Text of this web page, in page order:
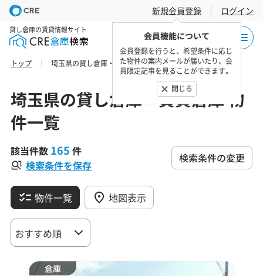
新規会員登録
会員機能について
会員登録を行うと、希望条件に応じ
た物件の案内メールが届いたり、会
員限定記事を見ることができます。
閉じる
ログイン
貸し倉庫の賃貸情報サイト
トップ 埼玉県の貸し倉庫・賃貸倉庫 物件一覧
埼玉県の貸し倉庫・賃貸倉庫 物
件一覧
該当件数 165 件
検索条件を保存
検索条件の変更
物件一覧 地図表示
倉庫